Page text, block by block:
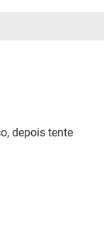
depois tente